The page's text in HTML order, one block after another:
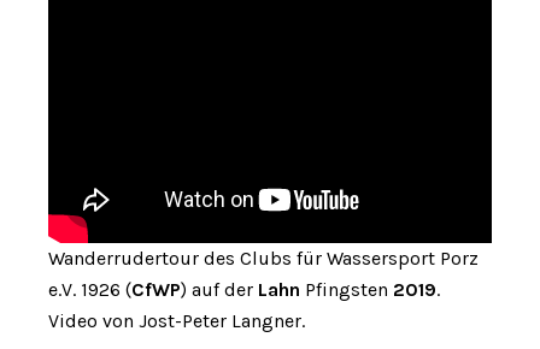
Wanderrudertour des Clubs für Wassersport Porz
e.V. 1926 (CfWP) auf der Lahn Pfingsten 2019.
Video von Jost-Peter Langner.